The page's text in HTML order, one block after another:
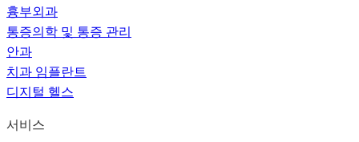
흉부외과
통증의학 및 통증 관리
안과
치과 임플란트
디지털 헬스
서비스